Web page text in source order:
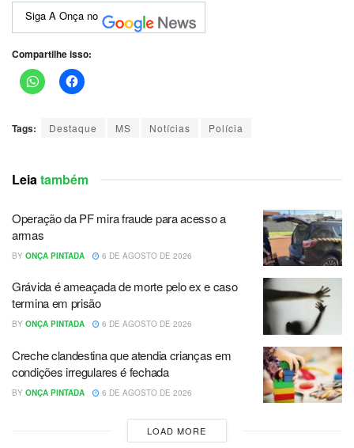
Siga A Onça no
Compartilhe isso:
Tags: Destaque MS Notícias Polícia
Leiatambém
Operação da PF mira fraude para acesso a
armas
BY ONÇA PINTADA 6 DE AGOSTO DE 2026
Grávida é ameaçada de morte pelo ex e caso
termina em prisão
BY ONÇA PINTADA 6 DE AGOSTO DE 2026
Creche clandestina que atendia crianças em
condições irregulares é fechada
BY ONÇA PINTADA 6 DE AGOSTO DE 2026
LOAD MORE